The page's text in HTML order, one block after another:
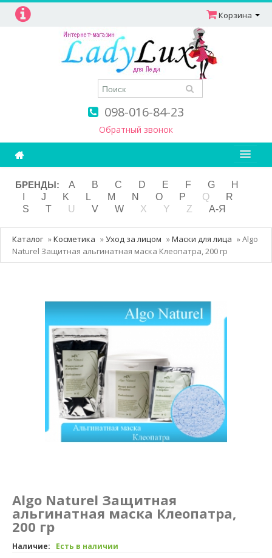
098-016-84-23
Обратный звонок
Корзина
Ароматерапия
Витамины
Детям и мамам
Косметика
Похудение
БРЕНДЫ: A B C D E F G
H
J K L M N O P Q
R
S
T U V W X Y Z А-Я
Каталог »Косметика »Уход за лицом »Маски для лица »Algo
Naturel Защитная альгинатная маска Клеопатра, 200 гр
Algo Naturel Защитная
альгинатная маска Клеопатра,
200 гр
Наличие: Есть в наличии